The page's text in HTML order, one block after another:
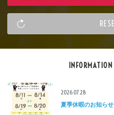
INFORMATION
2026.07.28
夏季休暇のお知らせ